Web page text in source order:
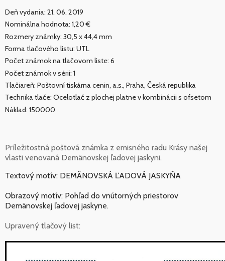
Deň vydania: 21. 06. 2019
Nominálna hodnota: 1,20 €
Rozmery známky: 30,5 x 44,4 mm
Forma tlačového listu: UTL
Počet známok na tlačovom liste: 6
Počet známok v sérii: 1
Tlačiareň: Poštovní tiskárna cenin, a.s., Praha, Česká republika
Technika tlače: Ocelotlač z plochej platne v kombinácii s ofsetom
Náklad: 150000
Príležitostná poštová známka z emisného radu Krásy našej
vlasti venovaná Demänovskej ľadovej jaskyni.
Textový motív: DEMÄNOVSKÁ ĽADOVÁ JASKYŇA
Obrazový motív: Pohľad do vnútorných priestorov
Demänovskej ľadovej jaskyne.
Upravený tlačový list: